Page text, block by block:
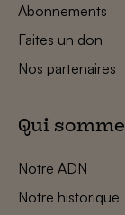
Abonnements
Faites un don
Nos partenaires
Qui
Notre ADN
Notre historique